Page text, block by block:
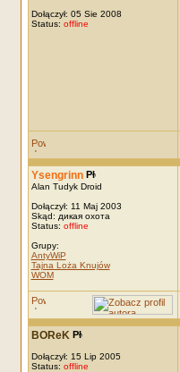
Dołączył: 05 Sie 2008
Status: offline
Ysengrinn
Alan Tudyk Droid
Dołączył: 11 Maj 2003
Skąd: дикая охота
Status: offline
Grupy:
AntyWiP
Tajna Loża Knujów
WOM
BOReK
Dołączył: 15 Lip 2005
Status: offline